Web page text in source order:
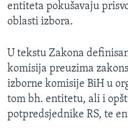
entiteta pokušavaju
oblasti izbora.
U tekstu Zakona
komisija preuzima
izborne komisije BiH u
tom bh. entitetu, ali i
potpredsjednike RS, te